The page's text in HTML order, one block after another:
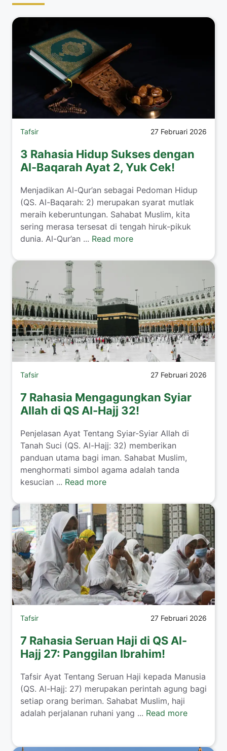
Tafsir 27 Februari 2026
3 Rahasia Hidup Sukses dengan
Al-Baqarah Ayat 2, Yuk Cek!
Menjadikan Al-Qur’an sebagai Pedoman Hidup
(QS. Al-Baqarah: 2) merupakan syarat mutlak
meraih keberuntungan. Sahabat Muslim, kita
sering merasa tersesat di tengah hiruk-pikuk
dunia. Al-Qur’an ... Read more
Tafsir 27 Februari 2026
7 Rahasia Mengagungkan Syiar
Allah di QS Al-Hajj 32!
Penjelasan Ayat Tentang Syiar-Syiar Allah di
Tanah Suci (QS. Al-Hajj: 32) memberikan
panduan utama bagi iman. Sahabat Muslim,
menghormati simbol agama adalah tanda
kesucian ... Read more
Tafsir 27 Februari 2026
7 Rahasia Seruan Haji di QS Al-
Hajj 27: Panggilan Ibrahim!
Tafsir Ayat Tentang Seruan Haji kepada Manusia
(QS. Al-Hajj: 27) merupakan perintah agung bagi
setiap orang beriman. Sahabat Muslim, haji
adalah perjalanan ruhani yang ... Read more